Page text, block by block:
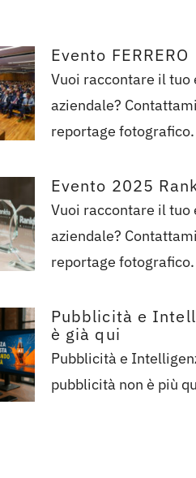
Evento FERRERO
Vuoi raccontare il tuo
aziendale?
reportage
Evento 2025
Vuoi raccontare il tuo
aziendale?
reportage
Pubblicità e
è già qui
Pubblicità e
pubblicità non è più